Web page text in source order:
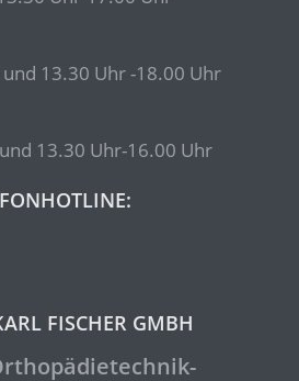
13.30 Uhr -18.00 Uhr
13.30 Uhr-16.00 Uhr
FISCHER GMBH